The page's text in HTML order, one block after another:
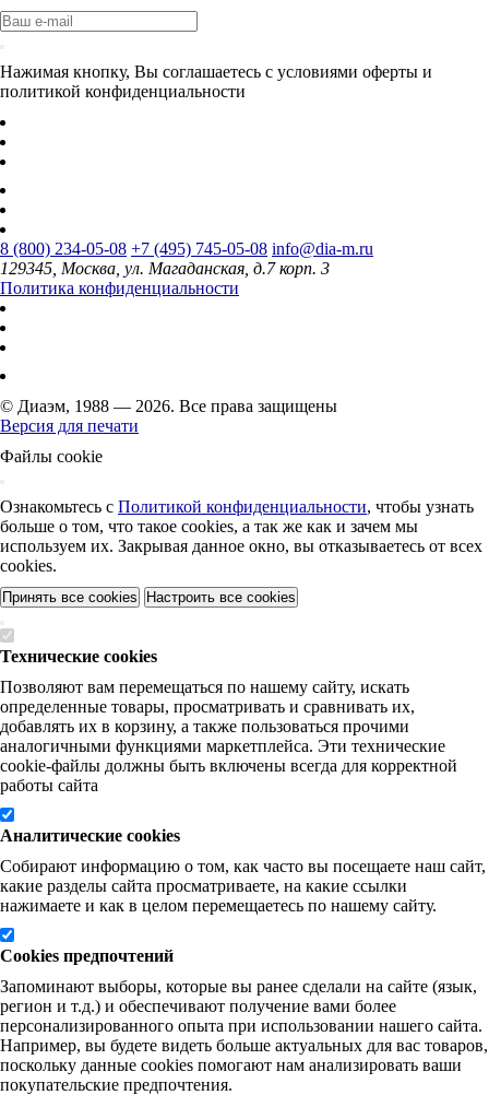
Нажимая кнопку, Вы соглашаетесь с условиями оферты и
политикой конфиденциальности
8 (800) 234-05-08 +7 (495) 745-05-08 info@dia-m.ru
129345, Москва, ул. Магаданская, д.7 корп. 3
Политика конфиденциальности
© Диаэм, 1988 — 2026. Все права защищены
Версия для печати
Файлы cookie
Ознакомьтесь с Политикой конфиденциальности, чтобы узнать
больше о том, что такое cookies, а так же как и зачем мы
используем их. Закрывая данное окно, вы отказываетесь от всех
cookies.
Принять все cookies Настроить все cookies
Технические cookies
Позволяют вам перемещаться по нашему сайту, искать
определенные товары, просматривать и сравнивать их,
добавлять их в корзину, а также пользоваться прочими
аналогичными функциями маркетплейса. Эти технические
cookie-файлы должны быть включены всегда для корректной
работы сайта
Аналитические cookies
Собирают информацию о том, как часто вы посещаете наш сайт,
какие разделы сайта просматриваете, на какие ссылки
нажимаете и как в целом перемещаетесь по нашему сайту.
Cookies предпочтений
Запоминают выборы, которые вы ранее сделали на сайте (язык,
регион и т.д.) и обеспечивают получение вами более
персонализированного опыта при использовании нашего сайта.
Например, вы будете видеть больше актуальных для вас товаров,
поскольку данные cookies помогают нам анализировать ваши
покупательские предпочтения.